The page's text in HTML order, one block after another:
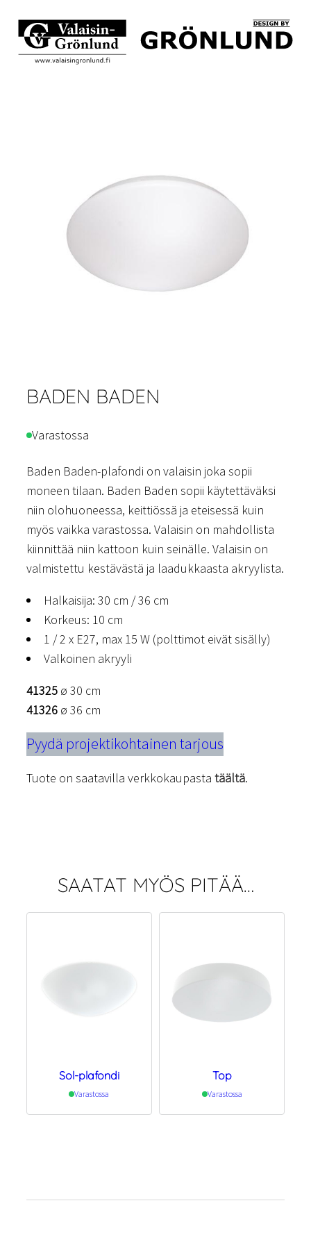
BADEN BADEN
Varastossa
Baden Baden-plafondi on valaisin joka sopii
moneen tilaan. Baden Baden sopii käytettäväksi
niin olohuoneessa, keittiössä ja eteisessä kuin
myös vaikka varastossa. Valaisin on mahdollista
kiinnittää niin kattoon kuin seinälle. Valaisin on
valmistettu kestävästä ja laadukkaasta akryylista.
Halkaisija: 30 cm / 36 cm
Korkeus: 10 cm
1 / 2 x E27, max 15 W (polttimot eivät sisälly)
Valkoinen akryyli
41325 ø 30 cm
41326 ø 36 cm
Pyydä projektikohtainen tarjous
Tuote on saatavilla verkkokaupasta täältä.
SAATAT MYÖS PITÄÄ…
Sol-plafondi
Varastossa
Top
Varastossa